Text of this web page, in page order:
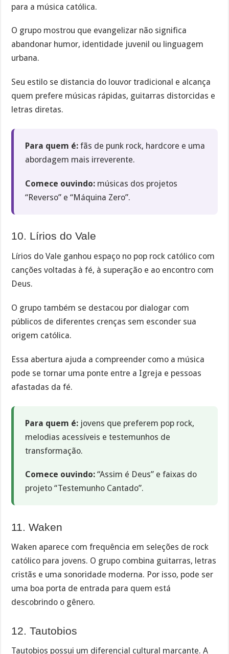
para a música católica.
O grupo mostrou que evangelizar não significa
abandonar humor, identidade juvenil ou linguagem
urbana.
Seu estilo se distancia do louvor tradicional e alcança
quem prefere músicas rápidas, guitarras distorcidas e
letras diretas.
Para quem é: fãs de punk rock, hardcore e uma
abordagem mais irreverente.
Comece ouvindo: músicas dos projetos
“Reverso” e “Máquina Zero”.
10. Lírios do Vale
Lírios do Vale ganhou espaço no pop rock católico com
canções voltadas à fé, à superação e ao encontro com
Deus.
O grupo também se destacou por dialogar com
públicos de diferentes crenças sem esconder sua
origem católica.
Essa abertura ajuda a compreender como a música
pode se tornar uma ponte entre a Igreja e pessoas
afastadas da fé.
Para quem é: jovens que preferem pop rock,
melodias acessíveis e testemunhos de
transformação.
Comece ouvindo: “Assim é Deus” e faixas do
projeto “Testemunho Cantado”.
11. Waken
Waken aparece com frequência em seleções de rock
católico para jovens. O grupo combina guitarras, letras
cristãs e uma sonoridade moderna. Por isso, pode ser
uma boa porta de entrada para quem está
descobrindo o gênero.
12. Tautobios
Tautobios possui um diferencial cultural marcante. A